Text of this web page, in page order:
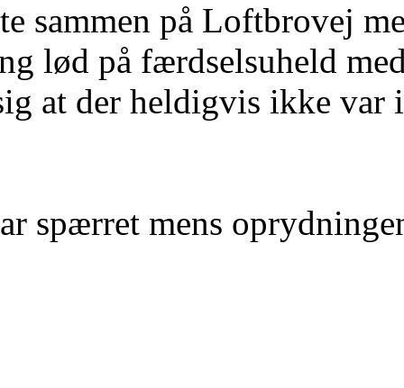
sammen på Loftbrovej
lød på færdselsuheld
at der heldigvis ikke var
spærret mens